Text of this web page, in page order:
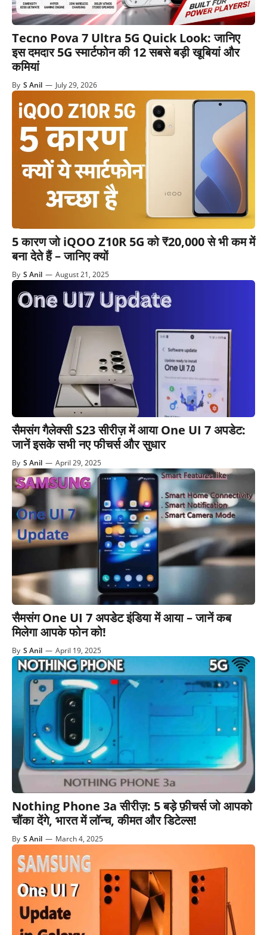
Tecno Pova 7 Ultra 5G Quick Look: जानिए
इस दमदार 5G स्मार्टफोन की 12 सबसे बड़ी खूबियां और
कमियां
By S Anil — July 29, 2026
5 कारण जो iQOO Z10R 5G को ₹20,000 से भी कम में
बना देते हैं – जानिए क्यों
By S Anil — August 21, 2025
सैमसंग गैलेक्सी S23 सीरीज़ में आया One UI 7 अपडेट:
जानें इसके सभी नए फीचर्स और सुधार
By S Anil — April 29, 2025
सैमसंग One UI 7 अपडेट इंडिया में आया – जानें कब
मिलेगा आपके फोन को!
By S Anil — April 19, 2025
Nothing Phone 3a सीरीज़: 5 बड़े फ़ीचर्स जो आपको
चौंका देंगे, भारत में लॉन्च, कीमत और डिटेल्स!
By S Anil — March 4, 2025